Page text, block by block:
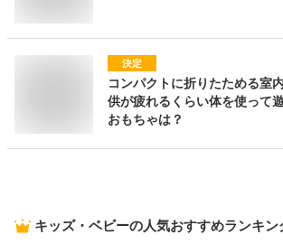
決定
コンパクトに折りたためる室
供が疲れるくらい体を使って
おもちゃは？
キッズ・ベビーの人気おすすめランキン